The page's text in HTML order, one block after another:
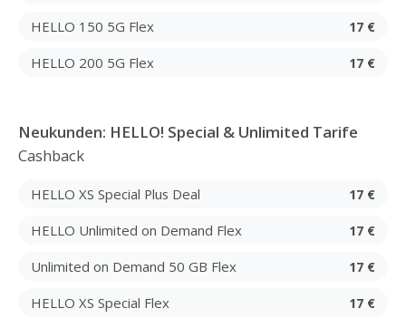
HELLO 150 5G Flex 17 €
HELLO 200 5G Flex 17 €
Neukunden: HELLO! Special & Unlimited Tarife
Cashback
HELLO XS Special Plus Deal 17 €
HELLO Unlimited on Demand Flex 17 €
Unlimited on Demand 50 GB Flex 17 €
HELLO XS Special Flex 17 €